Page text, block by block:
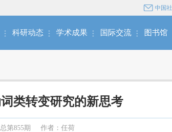
中国
科研动态 学术成果 国际交流 图书馆
类转变研究的新思考
第855期 作者：任荷